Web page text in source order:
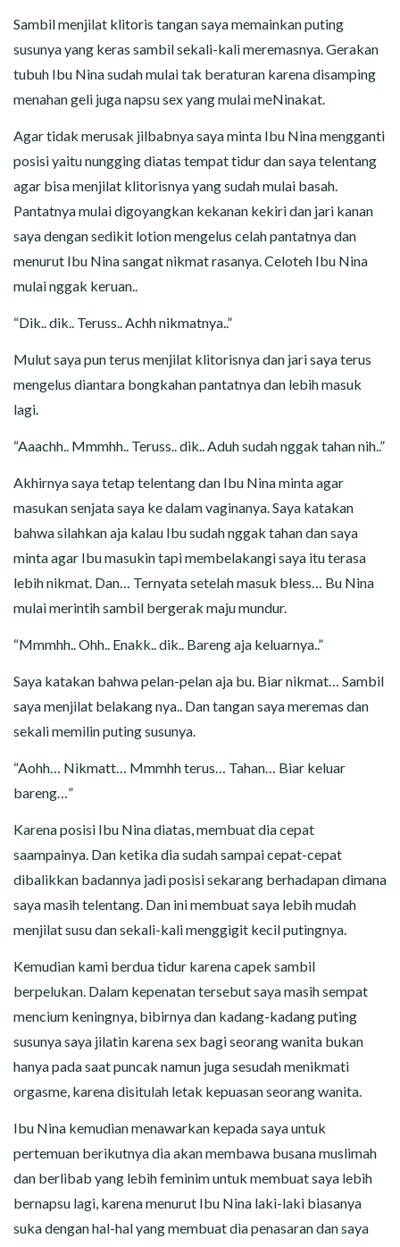
Sambil menjilat klitoris tangan saya memainkan puting
susunya yang keras sambil sekali-kali meremasnya. Gerakan
tubuh Ibu Nina sudah mulai tak beraturan karena disamping
menahan geli juga napsu sex yang mulai meNinakat.
Agar tidak merusak jilbabnya saya minta Ibu Nina mengganti
posisi yaitu nungging diatas tempat tidur dan saya telentang
agar bisa menjilat klitorisnya yang sudah mulai basah.
Pantatnya mulai digoyangkan kekanan kekiri dan jari kanan
saya dengan sedikit lotion mengelus celah pantatnya dan
menurut Ibu Nina sangat nikmat rasanya. Celoteh Ibu Nina
mulai nggak keruan..
“Dik.. dik.. Teruss.. Achh nikmatnya..”
Mulut saya pun terus menjilat klitorisnya dan jari saya terus
mengelus diantara bongkahan pantatnya dan lebih masuk
lagi.
“Aaachh.. Mmmhh.. Teruss.. dik.. Aduh sudah nggak tahan nih..”
Akhirnya saya tetap telentang dan Ibu Nina minta agar
masukan senjata saya ke dalam vaginanya. Saya katakan
bahwa silahkan aja kalau Ibu sudah nggak tahan dan saya
minta agar Ibu masukin tapi membelakangi saya itu terasa
lebih nikmat. Dan… Ternyata setelah masuk bless… Bu Nina
mulai merintih sambil bergerak maju mundur.
“Mmmhh.. Ohh.. Enakk.. dik.. Bareng aja keluarnya..”
Saya katakan bahwa pelan-pelan aja bu. Biar nikmat… Sambil
saya menjilat belakang nya.. Dan tangan saya meremas dan
sekali memilin puting susunya.
“Aohh… Nikmatt… Mmmhh terus… Tahan… Biar keluar
bareng…”
Karena posisi Ibu Nina diatas, membuat dia cepat
saampainya. Dan ketika dia sudah sampai cepat-cepat
dibalikkan badannya jadi posisi sekarang berhadapan dimana
saya masih telentang. Dan ini membuat saya lebih mudah
menjilat susu dan sekali-kali menggigit kecil putingnya.
Kemudian kami berdua tidur karena capek sambil
berpelukan. Dalam kepenatan tersebut saya masih sempat
mencium keningnya, bibirnya dan kadang-kadang puting
susunya saya jilatin karena sex bagi seorang wanita bukan
hanya pada saat puncak namun juga sesudah menikmati
orgasme, karena disitulah letak kepuasan seorang wanita.
Ibu Nina kemudian menawarkan kepada saya untuk
pertemuan berikutnya dia akan membawa busana muslimah
dan berlibab yang lebih feminim untuk membuat saya lebih
bernapsu lagi, karena menurut Ibu Nina laki-laki biasanya
suka dengan hal-hal yang membuat dia penasaran dan saya